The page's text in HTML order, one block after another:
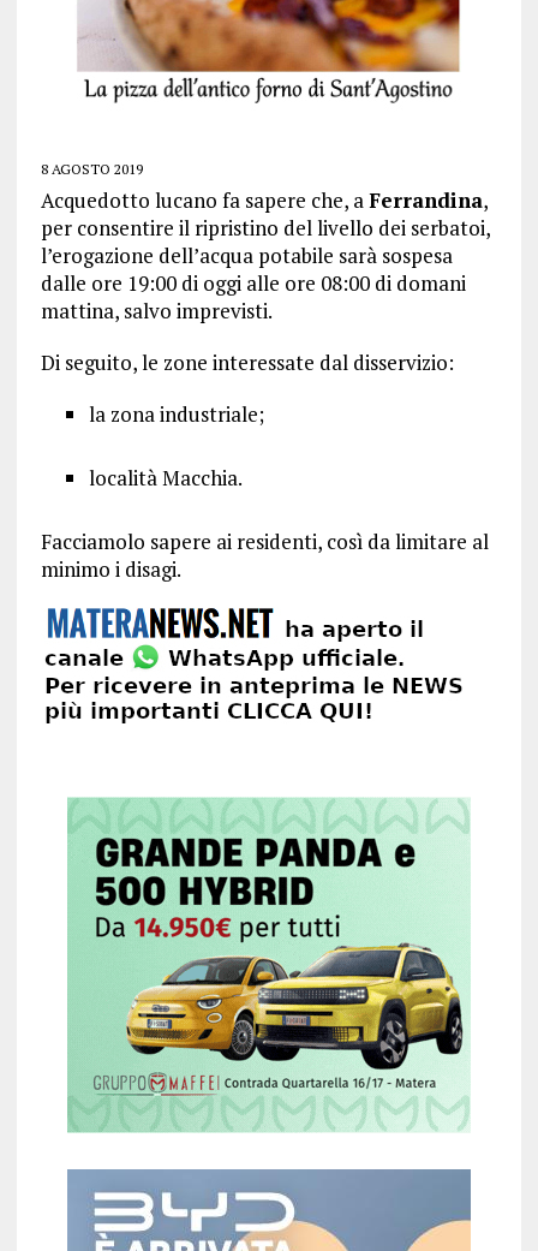
8 AGOSTO 2019
Acquedotto lucano fa sapere che, aFerrandina,
per consentire il ripristino del livello dei serbatoi,
l’erogazione dell’acqua potabile sarà sospesa
dalle ore 19:00 di oggi alle ore 08:00 di domani
mattina, salvo imprevisti.
Di seguito, le zone interessate dal disservizio:
la zona industriale;
località Macchia.
Facciamolo sapere ai residenti, così da limitare al
minimo i disagi.